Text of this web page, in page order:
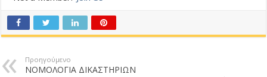
Προηγούμενο
ΝΟΜΟΛΟΓΙΑ ΔΙΚΑΣΤΗΡΙΩΝ